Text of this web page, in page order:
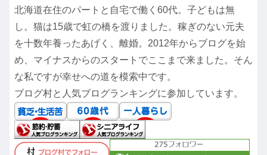
北海道在住のパートと自宅で働く60代。子どもは無
し。猫は15歳で虹の橋を渡りました。稼ぎのない元夫
を十数年養ったあげく、離婚。2012年からブログを始
め、マイナスからのスタートでここまで来ました。そん
な私ですが幸せへの道を模索中です。
ブログ村と人気ブログランキングに参加しています。